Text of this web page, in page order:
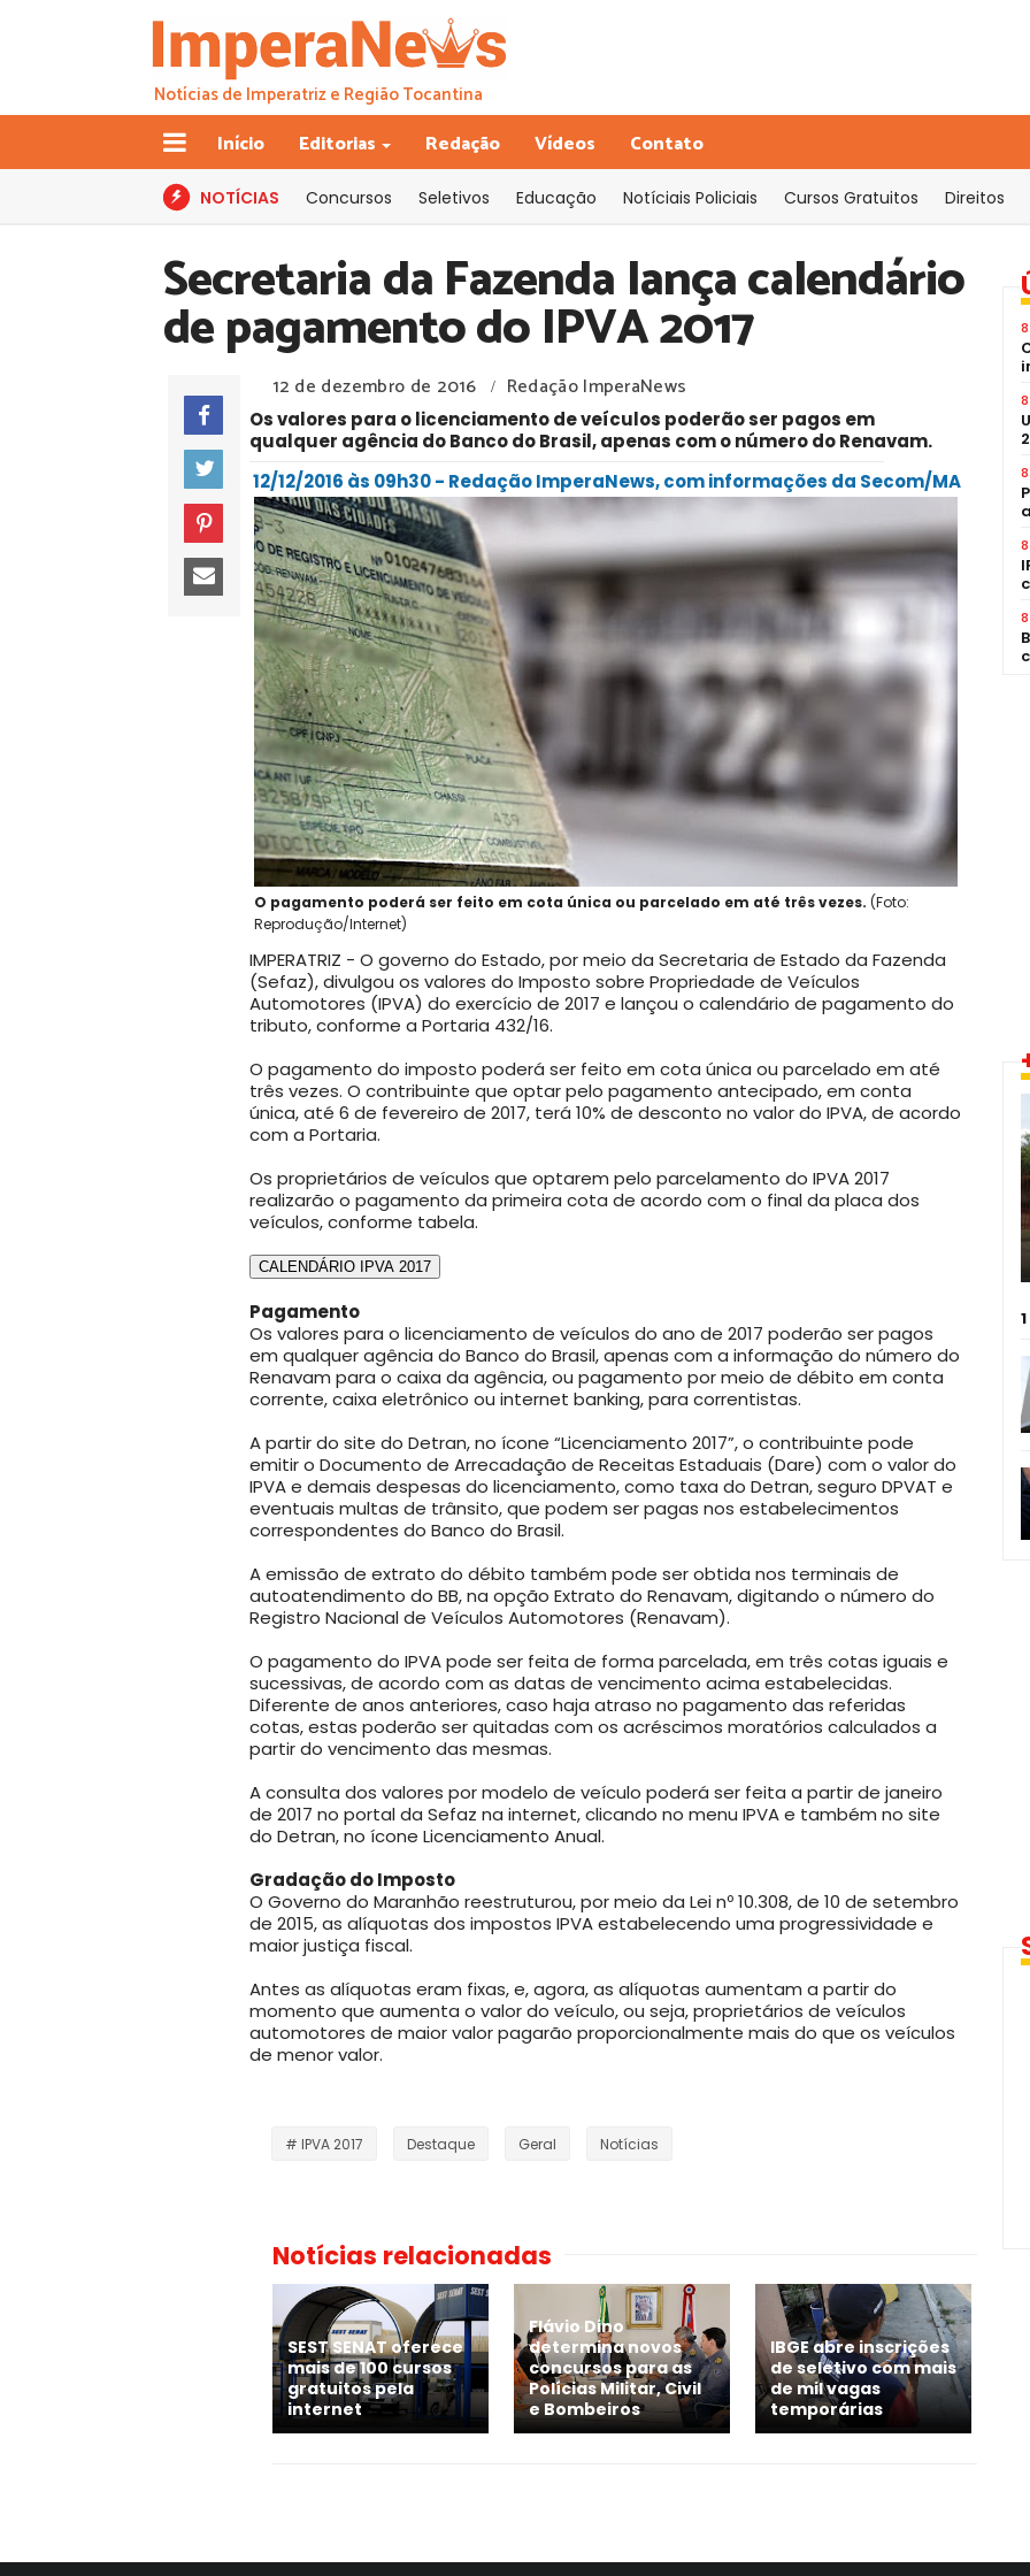
Notícias de Imperatriz e Região Tocantina
Início Editorias Redação Vídeos Contato
NOTÍCIAS Concursos Seletivos Educação Notíciais Policiais Cursos Gratuitos Direitos
Secretaria da Fazenda lança calendário
de pagamento do IPVA 2017
12 de dezembro de 2016 / Redação ImperaNews
Os valores para o licenciamento de veículos poderão ser pagos em
qualquer agência do Banco do Brasil, apenas com o número do Renavam.
12/12/2016 às 09h30 - Redação ImperaNews, com informações da Secom/MA
O pagamento poderá ser feito em cota única ou parcelado em até três vezes. (Foto:
Reprodução/Internet)
IMPERATRIZ - O governo do Estado, por meio da Secretaria de Estado da Fazenda
(Sefaz), divulgou os valores do Imposto sobre Propriedade de Veículos
Automotores (IPVA) do exercício de 2017 e lançou o calendário de pagamento do
tributo, conforme a Portaria 432/16.
O pagamento do imposto poderá ser feito em cota única ou parcelado em até
três vezes. O contribuinte que optar pelo pagamento antecipado, em conta
única, até 6 de fevereiro de 2017, terá 10% de desconto no valor do IPVA, de acordo
com a Portaria.
Os proprietários de veículos que optarem pelo parcelamento do IPVA 2017
realizarão o pagamento da primeira cota de acordo com o final da placa dos
veículos, conforme tabela.
CALENDÁRIO IPVA 2017
Pagamento
Os valores para o licenciamento de veículos do ano de 2017 poderão ser pagos
em qualquer agência do Banco do Brasil, apenas com a informação do número do
Renavam para o caixa da agência, ou pagamento por meio de débito em conta
corrente, caixa eletrônico ou internet banking, para correntistas.
A partir do site do Detran, no ícone “Licenciamento 2017”, o contribuinte pode
emitir o Documento de Arrecadação de Receitas Estaduais (Dare) com o valor do
IPVA e demais despesas do licenciamento, como taxa do Detran, seguro DPVAT e
eventuais multas de trânsito, que podem ser pagas nos estabelecimentos
correspondentes do Banco do Brasil.
A emissão de extrato do débito também pode ser obtida nos terminais de
autoatendimento do BB, na opção Extrato do Renavam, digitando o número do
Registro Nacional de Veículos Automotores (Renavam).
O pagamento do IPVA pode ser feita de forma parcelada, em três cotas iguais e
sucessivas, de acordo com as datas de vencimento acima estabelecidas.
Diferente de anos anteriores, caso haja atraso no pagamento das referidas
cotas, estas poderão ser quitadas com os acréscimos moratórios calculados a
partir do vencimento das mesmas.
A consulta dos valores por modelo de veículo poderá ser feita a partir de janeiro
de 2017 no portal da Sefaz na internet, clicando no menu IPVA e também no site
do Detran, no ícone Licenciamento Anual.
Gradação do Imposto
O Governo do Maranhão reestruturou, por meio da Lei nº 10.308, de 10 de setembro
de 2015, as alíquotas dos impostos IPVA estabelecendo uma progressividade e
maior justiça fiscal.
Antes as alíquotas eram fixas, e, agora, as alíquotas aumentam a partir do
momento que aumenta o valor do veículo, ou seja, proprietários de veículos
automotores de maior valor pagarão proporcionalmente mais do que os veículos
de menor valor.
# IPVA 2017 Destaque Geral Notícias
Notícias relacionadas
SEST SENAT oferece
mais de 100 cursos
gratuitos pela
internet
Flávio Dino
determina novos
concursos para as
Polícias Militar, Civil
e Bombeiros
IBGE abre inscrições
de seletivo com mais
de mil vagas
temporárias